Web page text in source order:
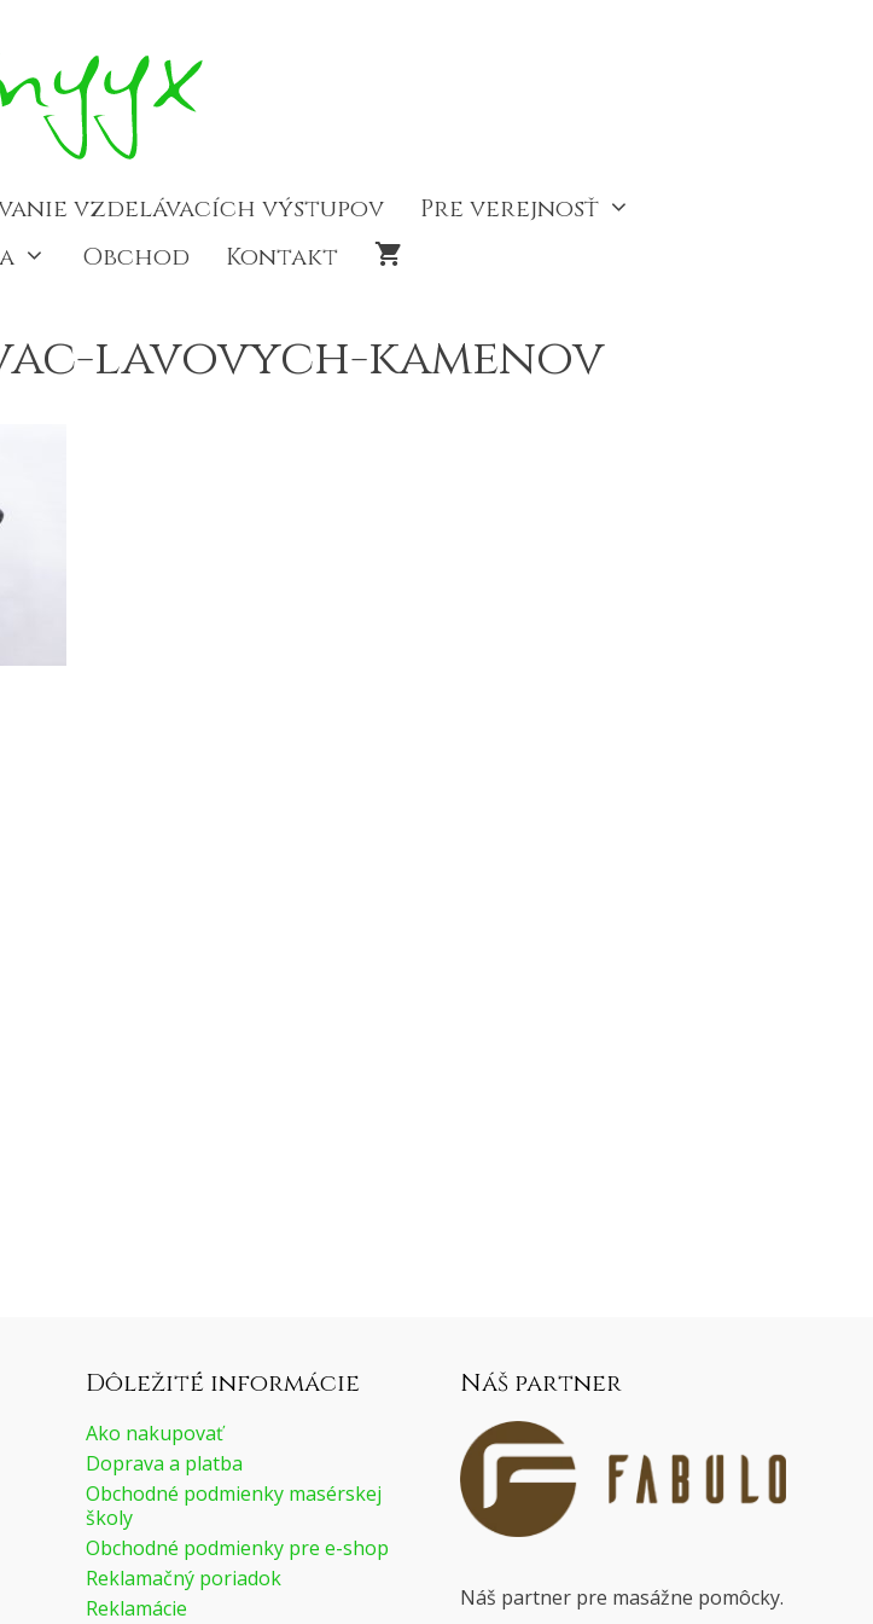
vzdelávacích výstupov
Pre verejnosť
Obchod Kontakt
lavovych-kamenov
Dôležité informácie
Ako nakupovať
Doprava a platba
Obchodné podmienky masérskej
školy
Obchodné podmienky pre e-shop
Reklamačný poriadok
Reklamácie
Náš partner
Náš partner pre masážne pomôcky.